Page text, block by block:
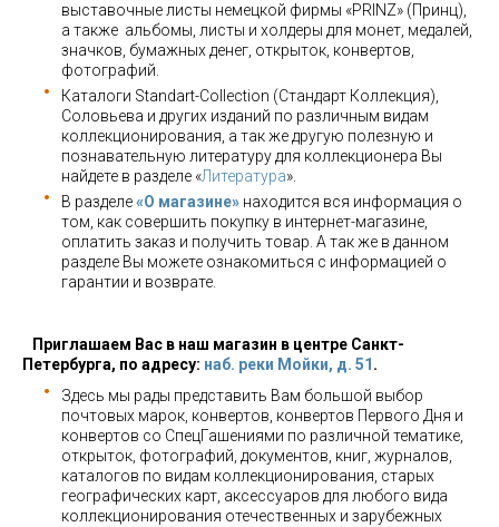
выставочные листы немецкой фирмы «PRINZ» (Принц),
а также альбомы, листы и холдеры для монет, медалей,
значков, бумажных денег, открыток, конвертов,
фотографий.
Каталоги Standart-Collection (Стандарт Коллекция),
Соловьева и других изданий по различным видам
коллекционирования, а так же другую полезную и
познавательную литературу для коллекционера Вы
найдете в разделе «Литература».
В разделе«О магазине» находится вся информация о
том, как совершить покупку в интернет-магазине,
оплатить заказ и получить товар. А так же в данном
разделе Вы можете ознакомиться с информацией о
гарантии и возврате.
Приглашаем Вас в наш магазин в центре Санкт-
Петербурга, по адресу: наб. реки Мойки, д. 51 .
Здесь мы рады представить Вам большой выбор
почтовых марок, конвертов, конвертов Первого Дня и
конвертов со СпецГашениями по различной тематике,
открыток, фотографий, документов, книг, журналов,
каталогов по видам коллекционирования, старых
географических карт, аксессуаров для любого вида
коллекционирования отечественных и зарубежных